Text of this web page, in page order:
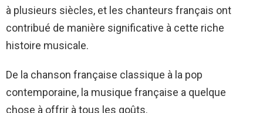
à plusieurs siècles, et les chanteurs français ont
contribué de manière significative à cette riche
histoire musicale.
De la chanson française classique à la pop
contemporaine, la musique française a quelque
chose à offrir à tous les goûts.